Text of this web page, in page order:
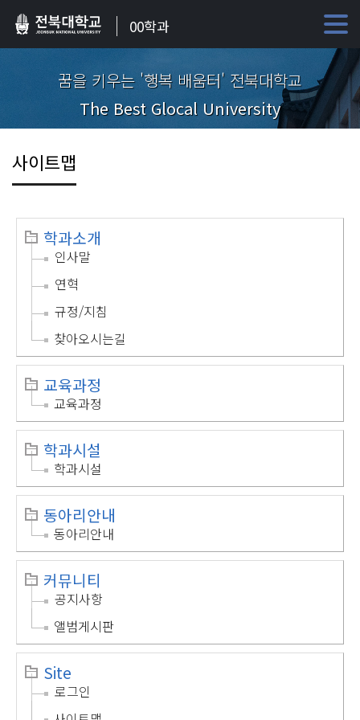
00학과
꿈을 키우는 '행복 배움터' 전북대학교
The Best Glocal University
사이트맵
학과소개
인사말
연혁
규정/지침
찾아오시는길
교육과정
교육과정
학과시설
학과시설
동아리안내
동아리안내
커뮤니티
공지사항
앨범게시판
Site
로그인